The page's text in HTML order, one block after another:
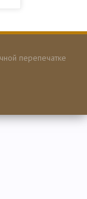
перепечатке